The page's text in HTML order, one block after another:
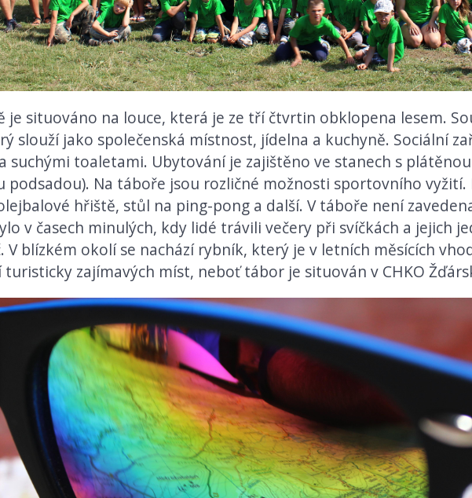
je situováno na louce, která je ze tří čtvrtin obklopena lesem.
slouží jako společenská místnost, jídelna a kuchyně. Sociální
suchými toaletami. Ubytování je zajištěno ve stanech s
podsadou). Na táboře jsou rozličné možnosti sportovního vyžití.
hřiště, stůl na ping-pong a další. V táboře není
v časech minulých, kdy lidé trávili večery při svíčkách a jejich
V blízkém okolí se nachází rybník, který je v letních měsících
turisticky zajímavých míst, neboť tábor je situován v CHKO